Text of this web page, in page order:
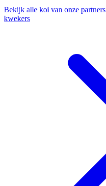
Bekijk alle koi van onze partners
kwekers